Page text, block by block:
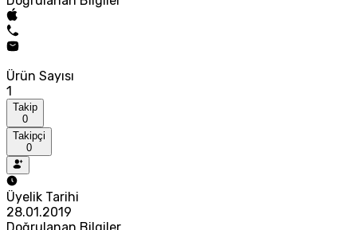
Ürün Sayısı
1
Takip
0
Takipçi
0
Üyelik Tarihi
28.01.2019
Doğrulanan Bilgiler